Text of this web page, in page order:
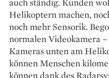
Helikoptern machen,
noch mehr Sensorik.
normalen Videokamera
Kameras unten am
können Menschen
können dank des